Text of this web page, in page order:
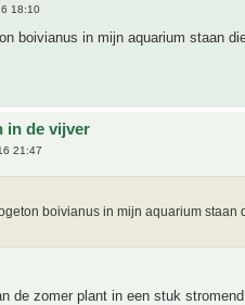
18:10
boivianus in mijn aquarium staan
in de vijver
21:47
boivianus in mijn aquarium
de zomer plant in een stuk